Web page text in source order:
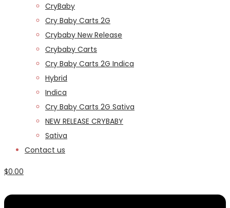
CryBaby
Cry Baby Carts 2G
Crybaby New Release
Crybaby Carts
Cry Baby Carts 2G Indica
Hybrid
Indica
Cry Baby Carts 2G Sativa
NEW RELEASE CRYBABY
Sativa
Contact us
$0.00